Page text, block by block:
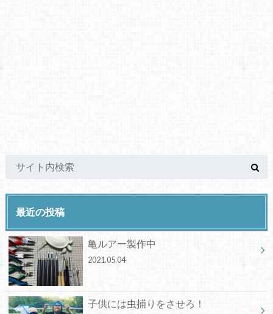
最近の投稿
亀ルアー製作中
2021.05.04
子供には虫捕りをさせろ！